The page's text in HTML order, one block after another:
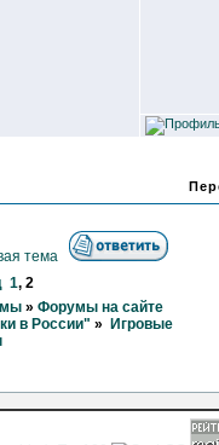
1, 2
» Форумы на сайте
в России" »
Игровые